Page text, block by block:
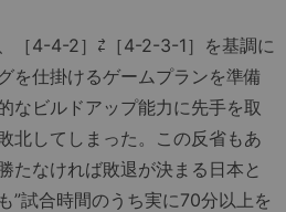
［4-4-2］⇄［4-2-3-1］を基調に
を仕掛けるゲームプランを準備
なビルドアップ能力に先手を取
北してしまった。この反省もあ
たなければ敗退が決まる日本と
”試合時間のうち実に70分以上を